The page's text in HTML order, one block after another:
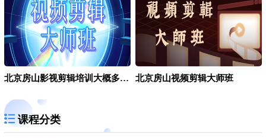
北京房山影视剪辑培训大概多少钱 北京房山视频剪辑大师班
课程分类